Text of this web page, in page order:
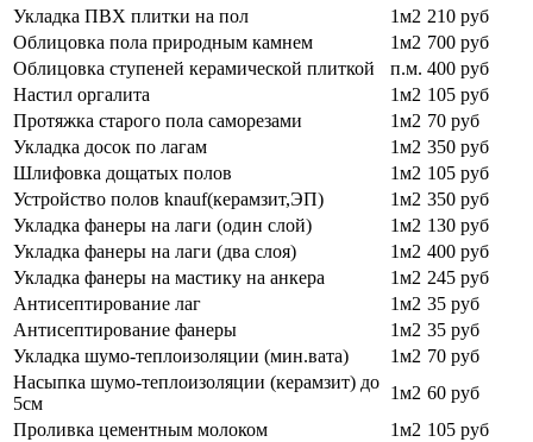
Укладка ПВХ плитки на пол
1м2 210 руб
Облицовка пола природным камнем
1м2 700 руб
Облицовка ступеней керамической плиткой
п.м. 400 руб
Настил оргалита
1м2 105 руб
Протяжка старого пола саморезами
1м2 70 руб
Укладка досок по лагам
1м2 350 руб
Шлифовка дощатых полов
1м2 105 руб
Устройство полов knauf(керамзит,ЭП)
1м2 350 руб
Укладка фанеры на лаги (один слой)
1м2 130 руб
Укладка фанеры на лаги (два слоя)
1м2 400 руб
Укладка фанеры на мастику на анкера
1м2 245 руб
Антисептирование лаг
1м2 35 руб
Антисептирование фанеры
1м2 35 руб
Укладка шумо-теплоизоляции (мин.вата)
1м2 70 руб
Насыпка шумо-теплоизоляции (керамзит) до
5см
1м2 60 руб
Проливка цементным молоком
1м2 105 руб